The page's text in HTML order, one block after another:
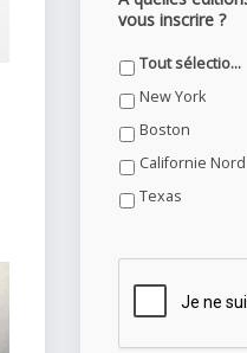
vous inscrire ?
Tout sélectionner
New York
Boston
Californie Nord
Texas